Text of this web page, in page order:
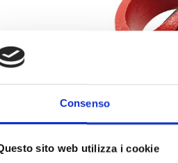
Consenso
sito web utilizza i cookie
ART: GMGR3-1